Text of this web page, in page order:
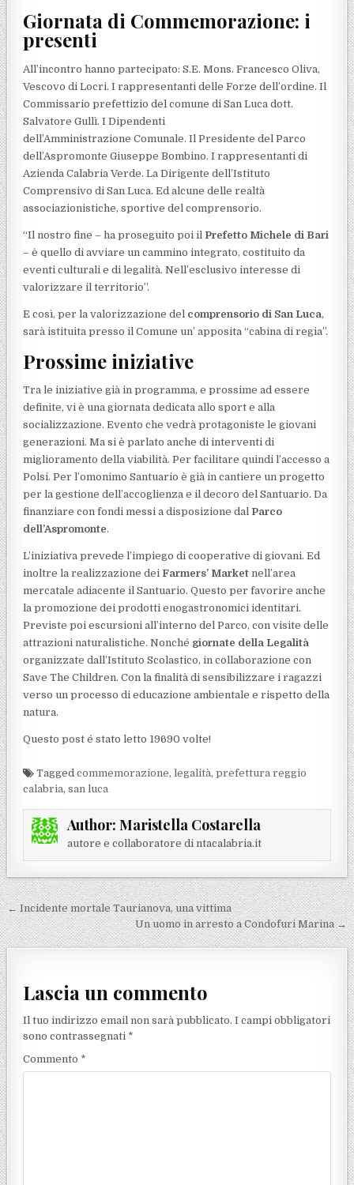
Giornata di Commemorazione: i
presenti
All’incontro hanno partecipato: S.E. Mons. Francesco Oliva,
Vescovo di Locri. I rappresentanti delle Forze dell’ordine. Il
Commissario prefettizio del comune di San Luca dott.
Salvatore Gullì. I Dipendenti
dell’Amministrazione Comunale. Il Presidente del Parco
dell’Aspromonte Giuseppe Bombino. I rappresentanti di
Azienda Calabria Verde. La Dirigente dell’Istituto
Comprensivo di San Luca. Ed alcune delle realtà
associazionistiche, sportive del comprensorio.
“Il nostro fine – ha proseguito poi il Prefetto Michele di Bari
– è quello di avviare un cammino integrato, costituito da
eventi culturali e di legalità. Nell’esclusivo interesse di
valorizzare il territorio”.
E così, per la valorizzazione del comprensorio di San Luca,
sarà istituita presso il Comune un’ apposita “cabina di regia”.
Prossime iniziative
Tra le iniziative già in programma, e prossime ad essere
definite, vi è una giornata dedicata allo sport e alla
socializzazione. Evento che vedrà protagoniste le giovani
generazioni. Ma si è parlato anche di interventi di
miglioramento della viabilità. Per facilitare quindi l’accesso a
Polsi. Per l’omonimo Santuario è già in cantiere un progetto
per la gestione dell’accoglienza e il decoro del Santuario. Da
finanziare con fondi messi a disposizione dal Parco
dell’Aspromonte.
L’iniziativa prevede l’impiego di cooperative di giovani. Ed
inoltre la realizzazione deiFarmers’ Market nell’area
mercatale adiacente il Santuario. Questo per favorire anche
la promozione dei prodotti enogastronomici identitari.
Previste poi escursioni all’interno del Parco, con visite delle
attrazioni naturalistiche. Nonché giornate della Legalità
organizzate dall’Istituto Scolastico, in collaborazione con
Save The Children. Con la finalità di sensibilizzare i ragazzi
verso un processo di educazione ambientale e rispetto della
natura.
Questo post é stato letto 19690 volte!
Taggedcommemorazione,legalità,prefettura reggio
calabria,san luca
Author: Maristella Costarella
autore e collaboratore di ntacalabria.it
Navigazione articoli
← Incidente mortale Taurianova, una vittima
Un uomo in arresto a Condofuri Marina →
Lascia un commento
Il tuo indirizzo email non sarà pubblicato. I campi obbligatori
sono contrassegnati *
Commento *